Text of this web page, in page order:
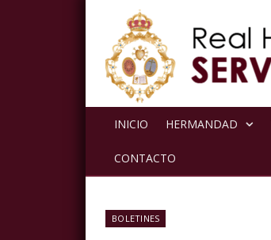
INICIO HERMANDAD
CONTACTO
BOLETINES